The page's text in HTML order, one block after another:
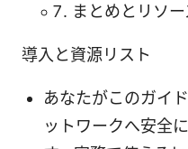
まとめとリソー
導入と資源リスト
あなたがこのガイ
ットワークへ安全